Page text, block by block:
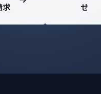
求
せ